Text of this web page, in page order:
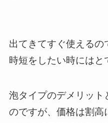
きめ細か
出てきてすぐ使えるの
時短をしたい時にはと
泡タイプのデメリット
のですが、価格は割高